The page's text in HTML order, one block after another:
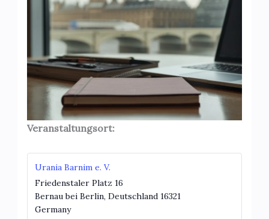
Veranstaltungsort:
Urania Barnim e. V.
Friedenstaler Platz 16
Bernau bei Berlin, Deutschland 16321
Germany